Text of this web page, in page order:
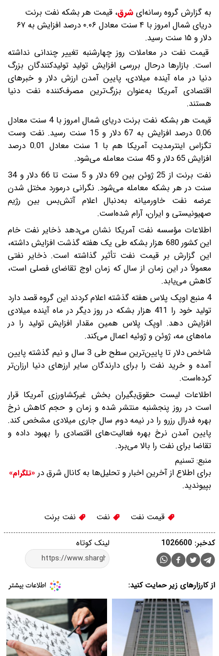
به گزارش گروه رسانه‌ایشرق، قیمت هر بشکه نفت برنت
دریای شمال امروز با ۴ سنت معادل ۰.۰۶ درصد افزایش به ۶۷
دلار و ۱۵ سنت رسید.
قیمت نفت در معاملات روز چهارشنبه تغییر چندانی نداشته
است. بازارها درحال بررسی افزایش تولید تولیدکنندگان بزرگ
دنیا در ماه آینده میلادی، پایین آمدن ارزش دلار و خبرهای
اقتصادی آمریکا به‌عنوان بزرگ‌ترین مصرف‌کننده نفت دنیا
هستند.
قیمت هر بشکه نفت برنت دریای شمال امروز با 4 سنت معادل
0.06 درصد افزایش به 67 دلار و 15 سنت رسید. نفت وست
تگزاس اینترمدیت آمریکا هم با 1 سنت معادل 0.01 درصد
افزایش 65 دلار و 45 سنت معامله می‌شود.
نفت برنت از 25 ژوئن بین 69 دلار و 5 سنت تا 66 دلار و 34
سنت در هر بشکه معامله می‌شود. نگرانی درمورد مختل شدن
عرضه نفت خاورمیانه به‌دنبال اعلام آتش‌بس بین رژیم
صهیونیستی و ایران، آرام شده‌است.
اطلاعات مؤسسه نفت آمریکا نشان می‌دهد ذخایر نفت خام
این کشور 680 هزار بشکه طی یک هفته گذشت افزایش داشته،
این گزارش بر قیمت نفت تأثیر گذاشته است. ذخایر نفتی
معمولاً در این زمان از سال که زمان اوج تقاضای فصلی است،
کاهش می‌یابد.
4 منبع اوپک پلاس هفته‌ گذشته اعلام کردند این گروه قصد دارد
تولید خود را 411 هزار بشکه در روز دیگر در ماه آینده میلادی
افزایش دهد. اوپک پلاس همین مقدار افزایش تولید را در
ماه‌های مه، ژوئن و ژوئیه اعمال می‌کند.
شاخص دلار تا پایین‌ترین سطح طی 3 سال و نیم گذشته پایین
آمده و خرید نفت را برای دارندگان سایر ارزهای دنیا ارزان‌تر
کرده‌است.
اطلاعات لیست حقوق‌بگیران بخش غیرکشاورزی آمریکا قرار
است در روز پنجشنبه منتشر شده و زمان و حجم کاهش نرخ
بهره فدرال رزرو را در نیمه دوم سال جاری میلادی مشخص کند.
پایین آمدن نرخ بهره فعالیت‌های اقتصادی را بهبود داده و
تقاضا برای نفت را بالا می‌برد.
منبع: تسنیم
برای اطلاع از آخرین اخبار و تحلیل‌ها به کانال شرق در «تلگرام»
بپیوندید.
قیمت نفت نفت نفت برنت
لینک کوتاه کدخبر: 1026600
از کارزارهای زیر حمایت کنید: